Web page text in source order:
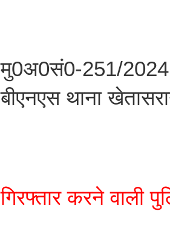
मु0अ0सं0-251/2024
बीएनएस थाना
गिरफ्तार करने वाली